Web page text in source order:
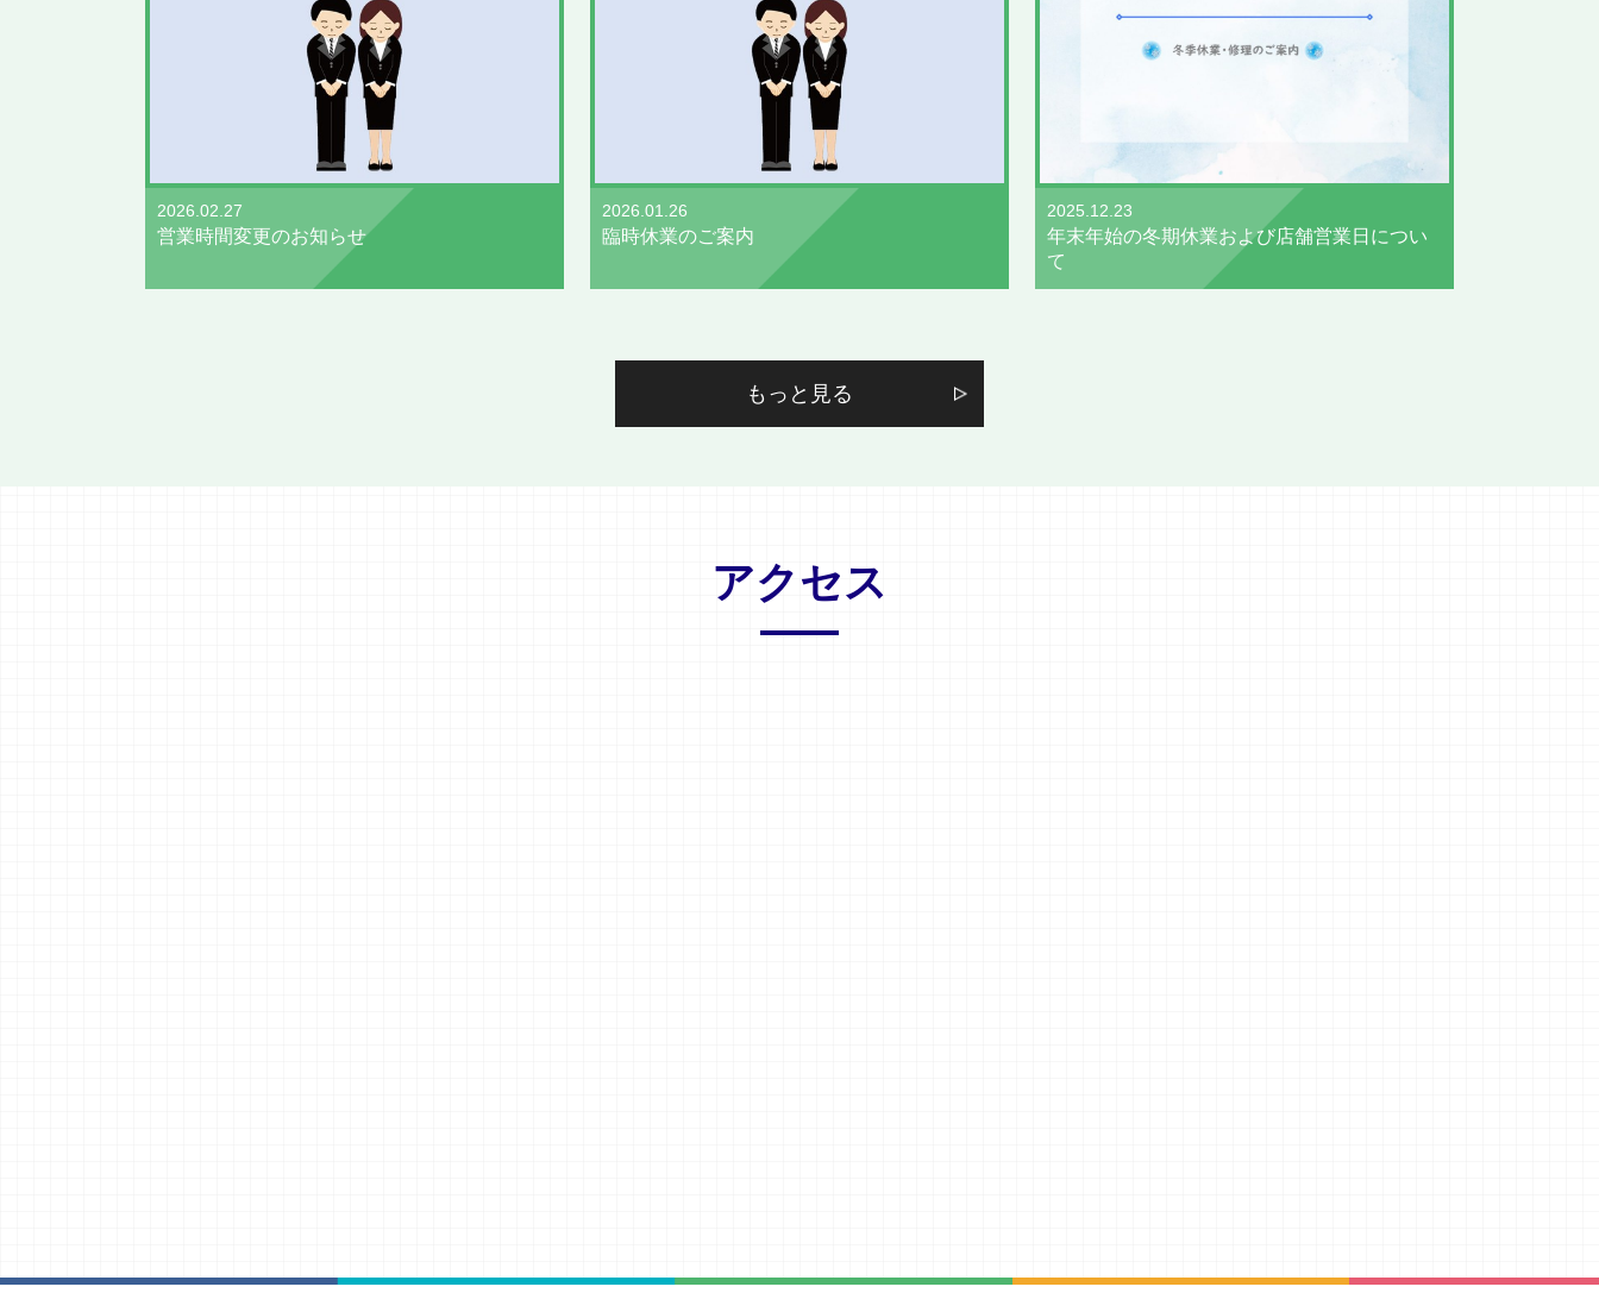
2026.02.27
営業時間変更のお知らせ
2026.01.26
臨時休業のご案内
2025.12.23
年末年始の冬期休業および店舗営業日につい
て
もっと見る
アクセス